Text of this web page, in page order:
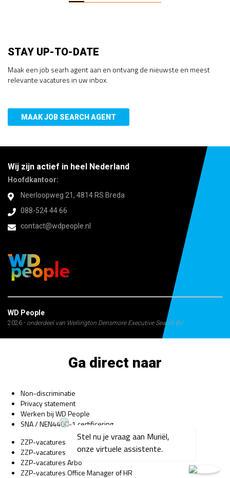
STAY UP-TO-DATE
Maak een job searh agent aan en ontvang de nieuwste en meest
relevante vacatures in uw inbox.
MAAK JOB SEARCH AGENT
Wij zijn actief in heel Nederland
Hoofdkantoor:
Neerloopweg 21, 4814 RS Breda
088-524 44 66
contact@wdpeople.nl
WD People
2026 - onderdeel van Wellington Densmore Executive Search BV
Ga direct naar
Non-discriminatie
Privacy statement
Werken bij WD People
SNA / NEN4400-1 certificering
ZZP-vacatures Bedrijfsarts
ZZP-vacatures Psycholoog
ZZP-vacatures Arbo
ZZP-vacatures Office Manager of HR
Stel nu je vraag aan Muriël,
onze virtuele assistente.